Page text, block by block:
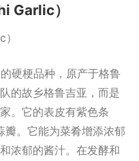
Garlic）
硬梗品种，原产于格鲁
的故乡格鲁吉亚，而是
。它的表皮有紫色条
。它能为菜肴增添浓郁
浓郁的酱汁。在发酵和